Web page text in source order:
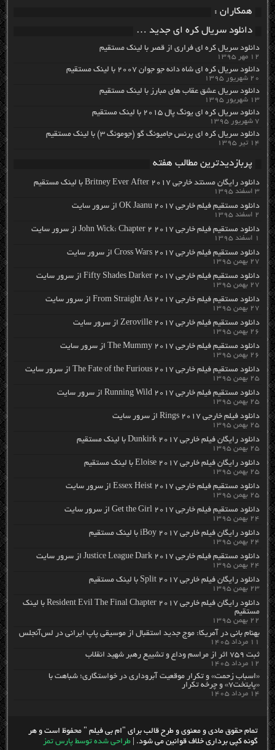
همکاران :
دانلود سریال کره ای جدید …
دانلود سریال کره ای فراری از قصر با لینک مستقیم
۱۲ مهر ۱۳۹۵
دانلود سریال کره ای شاه دائه جو جوان ۲۰۰۷ با لینک مستقیم
۲۰ شهریور ۱۳۹۵
دانلود سریال عشق عقاب های مبارز با لینک مستقیم
۱۳ شهریور ۱۳۹۵
دانلود سریال کره ای یونگ پال ۲۰۱۵ با لینک مستقیم
۷ شهریور ۱۳۹۵
دانلود سریال کره ای پرنس جامیونگ گو (جومونگ ۳) با لینک مستقیم
۱۴ تیر ۱۳۹۵
پربازدیدترین مطالب هفته
دانلود رایگان مسنتد خارجی Britney Ever After 2017 با لینک مستقیم
۳ اسفند ۱۳۹۵
دانلود مستقیم فیلم خارجی OK Jaanu 2017 از سرور سایت
۲ اسفند ۱۳۹۵
دانلود مستقیم فیلم خارجی John Wick: Chapter 2 2017 از سرور سایت
۱ اسفند ۱۳۹۵
دانلود مستقیم فیلم خارجی Cross Wars 2017 از سرور سایت
۲۷ بهمن ۱۳۹۵
دانلود مستقیم فیلم خارجی Fifty Shades Darker 2017 از سرور سایت
۲۷ بهمن ۱۳۹۵
دانلود مستقیم فیلم خارجی From Straight As 2017 از سرور سایت
۲۷ بهمن ۱۳۹۵
دانلود مستقیم فیلم خارجی Zeroville 2017 از سرور سایت
۲۶ بهمن ۱۳۹۵
دانلود مستقیم فیلم خارجی The Mummy 2017 از سرور سایت
۲۶ بهمن ۱۳۹۵
دانلود مستقیم فیلم خارجی The Fate of the Furious 2017 از سرور سایت
۲۵ بهمن ۱۳۹۵
دانلود مستقیم فیلم خارجی Running Wild 2017 از سرور سایت
۲۵ بهمن ۱۳۹۵
دانلود فیلم خارجی Rings 2017 از سرور سایت
۲۵ بهمن ۱۳۹۵
دانلود رایگان فیلم خارجی Dunkirk 2017 با لینک مستقیم
۲۵ بهمن ۱۳۹۵
دانلود رایگان فیلم خارجی Eloise 2017 با لینک مستقیم
۲۵ بهمن ۱۳۹۵
دانلود مستقیم فیلم خارجی Essex Heist 2017 از سرور سایت
۲۵ بهمن ۱۳۹۵
دانلود مستقیم فیلم خارجی Get the Girl 2017 از سرور سایت
۲۴ بهمن ۱۳۹۵
دانلود رایگان فیلم خارجی iBoy 2017 با لینک مستقیم
۲۴ بهمن ۱۳۹۵
دانلود مستقیم فیلم خارجی Justice League Dark 2017 از سرور سایت
۲۴ بهمن ۱۳۹۵
دانلود رایگان فیلم خارجی Split 2017 با لینک مستقیم
۲۳ بهمن ۱۳۹۵
دانلود رایگان فیلم خارجی Resident Evil The Final Chapter 2017 با لینک
مستقیم
۲۲ بهمن ۱۳۹۵
بهنام بانی در آمریکا: موج جدید استقبال از موسیقی پاپ ایرانی در لس‌آنجلس
۱۱ مرداد ۱۴۰۵
ثبت ۷۵۹ اثر از مراسم وداع و تشییع رهبر شهید انقلاب
۱۲ مرداد ۱۴۰۵
«اسباب زحمت» و تکرار موقعیت آبروداری در خواستگاری؛ شباهت با
«پایتخت۷» و چرخه تکرار
۱۴ مرداد ۱۴۰۵
تمام حقوق مادی و معنوی و طرح قالب برای "ام بی فیلم " محفوظ است و هر
گونه کپی برداری خلاف قوانین می شود. |طراحی شده توسط پارس تمز